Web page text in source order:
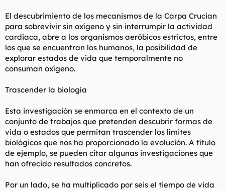
El descubrimiento de los mecanismos de la Carpa Crucian
para sobrevivir sin oxígeno y sin interrumpir la actividad
cardiaca, abre a los organismos aeróbicos estrictos, entre
los que se encuentran los humanos, la posibilidad de
explorar estados de vida que temporalmente no
consuman oxígeno.
Trascender la biología
Esta investigación se enmarca en el contexto de un
conjunto de trabajos que pretenden descubrir formas de
vida o estados que permitan trascender los límites
biológicos que nos ha proporcionado la evolución. A título
de ejemplo, se pueden citar algunas investigaciones que
han ofrecido resultados concretos.
Por un lado, se ha multiplicado por seis el tiempo de vida